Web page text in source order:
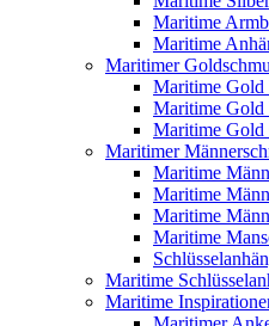
Maritime
Maritime
Maritimer
Maritime Gold
Maritime Gold
Maritime Gold
Maritimer
Maritime
Maritime
Maritime
Maritime
Maritime
Maritime